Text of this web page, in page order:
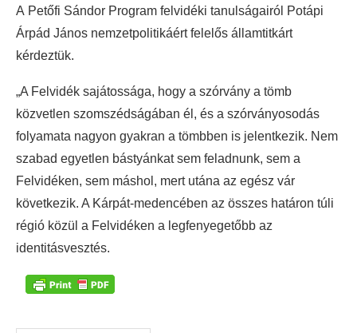
A Petőfi Sándor Program felvidéki tanulságairól Potápi
Árpád János nemzetpolitikáért felelős államtitkárt
kérdeztük.
„A Felvidék sajátossága, hogy a szórvány a tömb
közvetlen szomszédságában él, és a szórványosodás
folyamata nagyon gyakran a tömbben is jelentkezik. Nem
szabad egyetlen bástyánkat sem feladnunk, sem a
Felvidéken, sem máshol, mert utána az egész vár
következik. A Kárpát-medencében az összes határon túli
régió közül a Felvidéken a legfenyegetőbb az
identitásvesztés.